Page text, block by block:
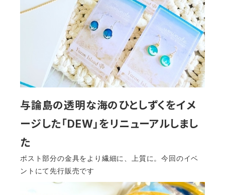
与論島の透明な海のひとしずくをイメ
ージした「DEW」をリニューアルしまし
た
ポスト部分の金具をより繊細に、上質に。今回のイベ
ントにて先行販売です